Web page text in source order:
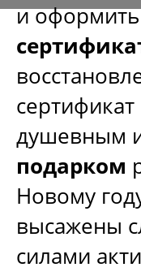
и
сертифика
душевным
подарком
Новому
высажены
силами